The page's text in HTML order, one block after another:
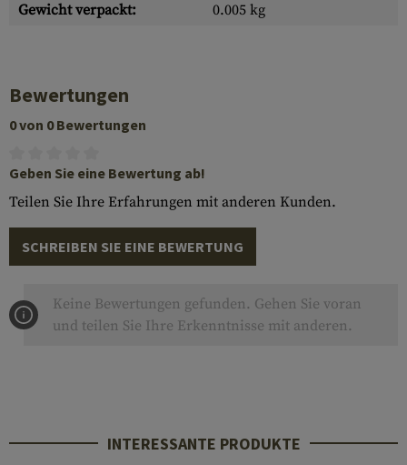
Gewicht verpackt:
0.005 kg
Bewertungen
0 von 0 Bewertungen
Geben Sie eine Bewertung ab!
Teilen Sie Ihre Erfahrungen mit anderen Kunden.
SCHREIBEN SIE EINE BEWERTUNG
Keine Bewertungen gefunden. Gehen Sie voran
und teilen Sie Ihre Erkenntnisse mit anderen.
INTERESSANTE PRODUKTE